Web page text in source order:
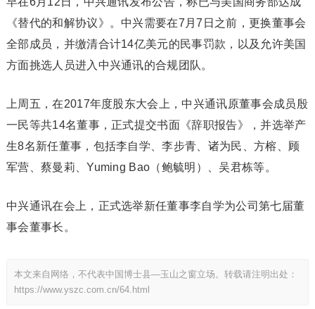
《替代的和解协议》。中兴需要在7月7日之前，更换董事会
全部成员，并缴清合计14亿美元的民事罚款，以及允许美国
方面挑选人员进入中兴通讯的合规团队。
上周五，在2017年度股东大会上，中兴通讯原董事会成员殷
一民等共14名董事，正式提交书面《辞职报告》，并选举产
生8名新任董事，包括李自学、李步青、诸为民、方榕、顾
军营、蔡曼莉、Yuming Bao（鲍毓明）、吴君栋等。
中兴通讯在会上，正式选举新任董事李自学为公司第七届董
事会董事长。
本文来自网络，不代表中国博士县—玉山之窗立场。转载请注明出处：
https://www.yszc.com.cn/64.html